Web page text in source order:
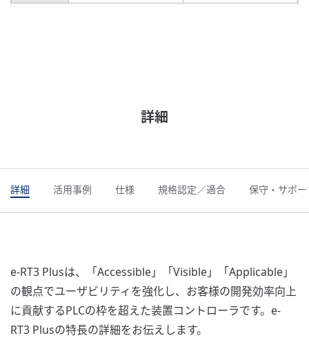
詳細
詳細 活用事例 仕様 規格認定／適合 保守・サポ
e-RT3 Plusは、「Accessible」「Visible」「Applicable」
の観点でユーザビリティを強化し、お客様の開発効率向上
に貢献するPLCの枠を超えた装置コントローラです。e-
RT3 Plusの特長の詳細をお伝えします。